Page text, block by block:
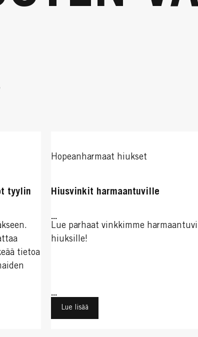
tyylin
tietoa
Hopeanharmaat hiukset
Hiusvinkit harmaantuville
...
Lue parhaat vinkkimme
hiuksille!
...
Lue lisää